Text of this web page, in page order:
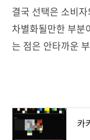
결국 선택은 소비
차별화될만한 부분
는 점은 안타까운